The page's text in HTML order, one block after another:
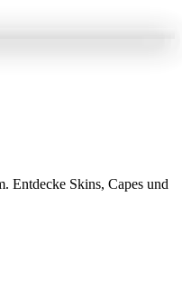
Entdecke Skins, Capes und